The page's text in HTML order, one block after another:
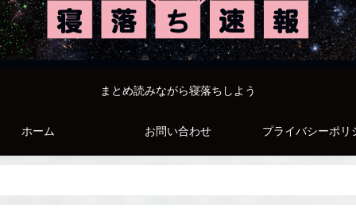
まとめ読みながら寝落ちしよう
ホーム お問い合わせ プライバシーポリ